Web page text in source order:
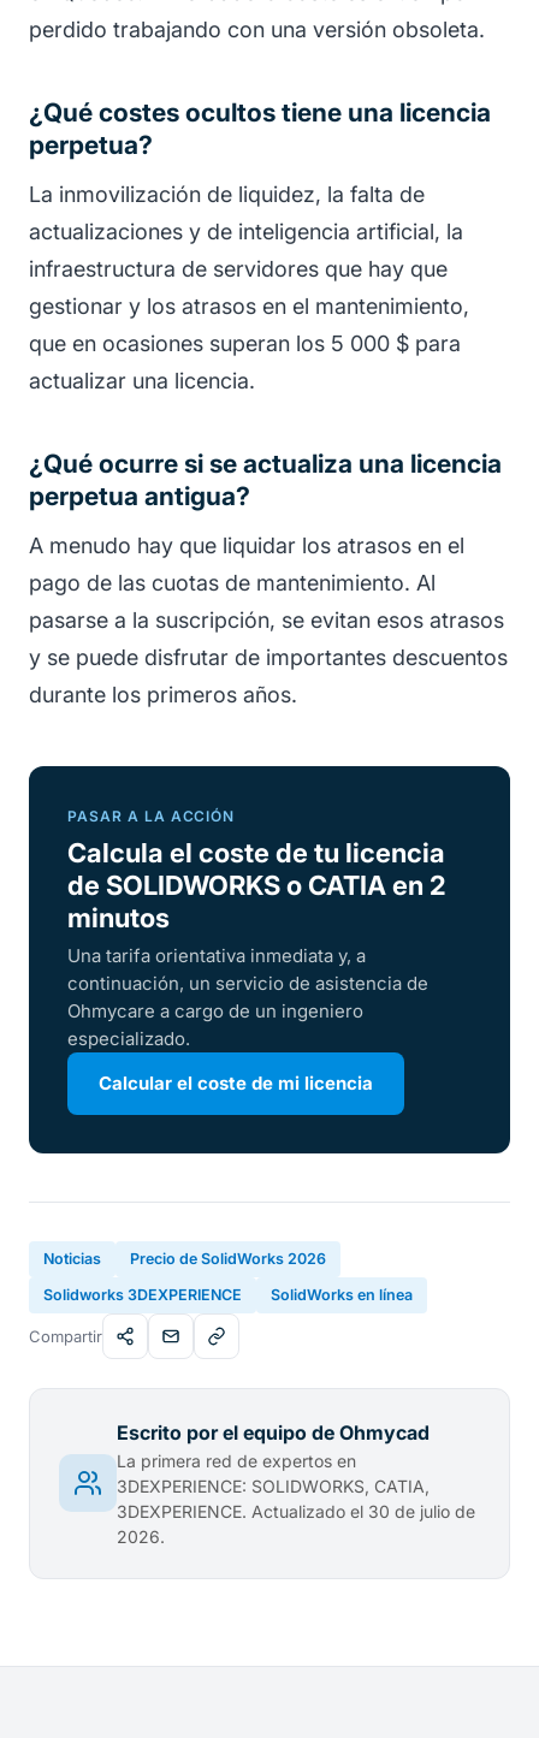
perdido trabajando con una versión obsoleta.
¿Qué costes ocultos tiene una licencia
perpetua?
La inmovilización de liquidez, la falta de
actualizaciones y de inteligencia artificial, la
infraestructura de servidores que hay que
gestionar y los atrasos en el mantenimiento,
que en ocasiones superan los 5 000 $ para
actualizar una licencia.
¿Qué ocurre si se actualiza una licencia
perpetua antigua?
A menudo hay que liquidar los atrasos en el
pago de las cuotas de mantenimiento. Al
pasarse a la suscripción, se evitan esos atrasos
y se puede disfrutar de importantes descuentos
durante los primeros años.
PASAR A LA ACCIÓN
Calcula el coste de tu licencia
de SOLIDWORKS o CATIA en 2
minutos
Una tarifa orientativa inmediata y, a
continuación, un servicio de asistencia de
Ohmycare a cargo de un ingeniero
especializado.
Calcular el coste de mi licencia
Noticias
Precio de SolidWorks 2026
Solidworks 3DEXPERIENCE
SolidWorks en línea
Compartir
Escrito por el equipo de Ohmycad
La primera red de expertos en
3DEXPERIENCE: SOLIDWORKS, CATIA,
3DEXPERIENCE. Actualizado el 30 de julio de
2026.